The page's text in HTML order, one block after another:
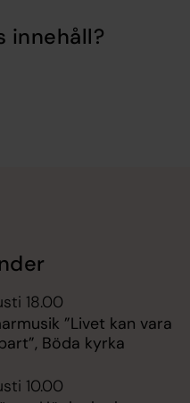
innehåll?
18.00
”Livet kan vara
Böda kyrka
10.00